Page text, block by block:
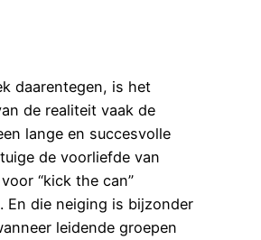
daarentegen, is het
de realiteit vaak de
lange en succesvolle
de voorliefde van
“kick the can”
En die neiging is bijzonder
leidende groepen